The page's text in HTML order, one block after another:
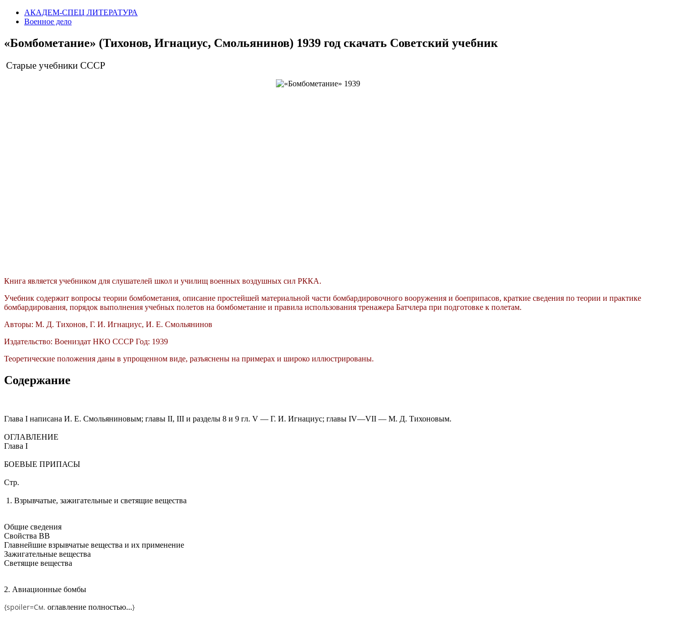
АКАДЕМ-СПЕЦ ЛИТЕРАТУРА
Военное дело
«Бомбометание» (Тихонов, Игнациус, Смольянинов) 1939 год скачать Советский учебник
Старые учебники СССР
Книга является учебником для слушателей школ и училищ военных воздушных сил РККА.
Учебник содержит вопросы теории бомбометания, описание простейшей материальной части бомбардировочного вооружения и боеприпасов, краткие сведения по теории и практике
бомбардирования, порядок выполнения учебных полетов на бомбометание и правила использования тренажера Батчлера при подготовке к полетам.
Авторы: М. Д. Тихонов, Г. И. Игнациус, И. Е. Смольянинов
Издательство: Воениздат НКО СССР Год: 1939
Теоретические положения даны в упрощенном виде, разъяснены на примерах и широко иллюстрированы.
Содержание
Глава I написана И. Е. Смольяниновым; главы II, III и разделы 8 и 9 гл. V — Г. И. Игнациус; главы IV—VII — М. Д. Тихоновым.
ОГЛАВЛЕНИЕ
Глава I
БОЕВЫЕ ПРИПАСЫ
Стр.
1. Взрывчатые, зажигательные и светящие вещества
Общие сведения
Свойства ВВ
Главнейшие взрывчатые вещества и их применение
Зажигательные вещества
Светящие вещества
2. Авиационные бомбы
{spoiler=См. оглавление полностью...}